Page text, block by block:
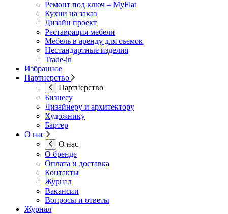
Ремонт под ключ – MyFlat
Кухни на заказ
Дизайн проект
Реставрация мебели
Мебель в аренду для съемок
Нестандартные изделия
Trade-in
Избранное
Партнерство
Партнерство
Бизнесу
Дизайнеру и архитектору
Художнику
Бартер
О нас
О нас
О бренде
Оплата и доставка
Контакты
Журнал
Вакансии
Вопросы и ответы
Журнал